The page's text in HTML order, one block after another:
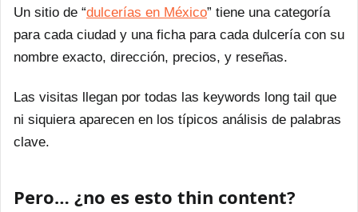
Un sitio de “dulcerías en México” tiene una categoría
para cada ciudad y una ficha para cada dulcería con su
nombre exacto, dirección, precios, y reseñas.
Las visitas llegan por todas las keywords long tail que
ni siquiera aparecen en los típicos análisis de palabras
clave.
Pero… ¿no es esto thin content?